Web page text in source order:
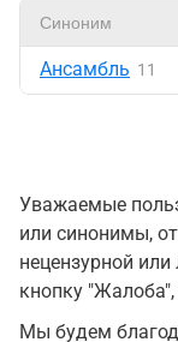
Синоним
Ансамбль 11
Уважаемые
или синонимы,
нецензурной
кнопку
Мы будем